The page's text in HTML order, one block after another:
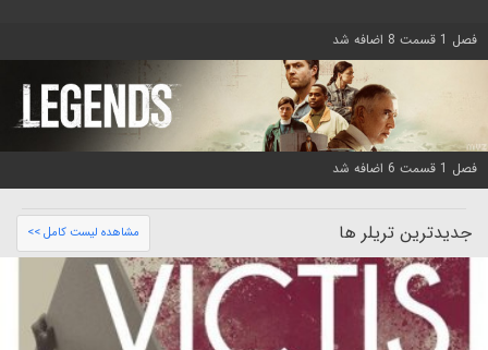
فصل 1 قسمت 8 اضافه شد
فصل 1 قسمت 6 اضافه شد
جدیدترین تریلر ها مشاهده لیست کامل >>